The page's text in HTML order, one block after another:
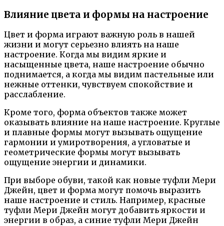
Влияние цвета и формы на настроение
Цвет и форма играют важную роль в нашей
жизни и могут серьезно влиять на наше
настроение. Когда мы видим яркие и
насыщенные цвета, наше настроение обычно
поднимается, а когда мы видим пастельные или
нежные оттенки, чувствуем спокойствие и
расслабление.
Кроме того, форма объектов также может
оказывать влияние на наше настроение. Круглые
и плавные формы могут вызывать ощущение
гармонии и умиротворения, а угловатые и
геометрические формы могут вызывать
ощущение энергии и динамики.
При выборе обуви, такой как новые туфли Мери
Джейн, цвет и форма могут помочь выразить
наше настроение и стиль. Например, красные
туфли Мери Джейн могут добавить яркости и
энергии в образ, а синие туфли Мери Джейн